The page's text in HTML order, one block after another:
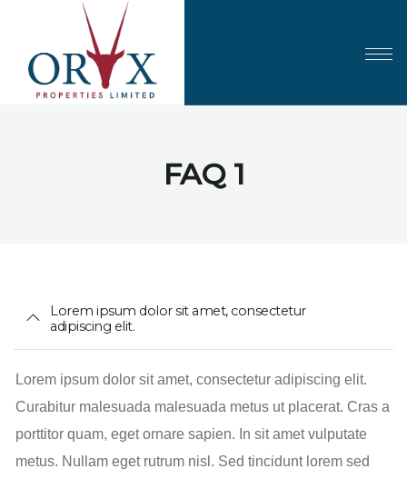
FAQ 1
Lorem ipsum dolor sit amet, consectetur
adipiscing elit.
Lorem ipsum dolor sit amet, consectetur adipiscing elit.
Curabitur malesuada malesuada metus ut placerat. Cras a
porttitor quam, eget ornare sapien. In sit amet vulputate
metus. Nullam eget rutrum nisl. Sed tincidunt lorem sed